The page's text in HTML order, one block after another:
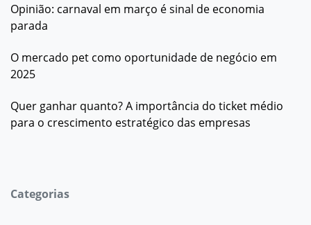
Opinião: carnaval em março é sinal de economia
parada
O mercado pet como oportunidade de negócio em
2025
Quer ganhar quanto? A importância do ticket médio
para o crescimento estratégico das empresas
Categorias